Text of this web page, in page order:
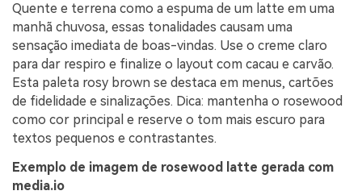
Quente e terrena como a espuma de um latte em uma
manhã chuvosa, essas tonalidades causam uma
sensação imediata de boas-vindas. Use o creme claro
para dar respiro e finalize o layout com cacau e carvão.
Esta paleta rosy brown se destaca em menus, cartões
de fidelidade e sinalizações. Dica: mantenha o rosewood
como cor principal e reserve o tom mais escuro para
textos pequenos e contrastantes.
Exemplo de imagem de rosewood latte gerada com
media.io